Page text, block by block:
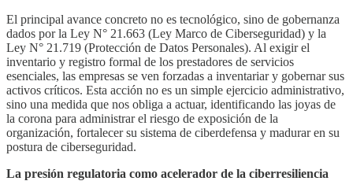
El principal avance concreto no es tecnológico, sino de gobernanza
dados por la Ley N° 21.663 (Ley Marco de Ciberseguridad) y la
Ley N° 21.719 (Protección de Datos Personales). Al exigir el
inventario y registro formal de los prestadores de servicios
esenciales, las empresas se ven forzadas a inventariar y gobernar sus
activos críticos. Esta acción no es un simple ejercicio administrativo,
sino una medida que nos obliga a actuar, identificando las joyas de
la corona para administrar el riesgo de exposición de la
organización, fortalecer su sistema de ciberdefensa y madurar en su
postura de ciberseguridad.
La presión regulatoria como acelerador de la ciberresiliencia